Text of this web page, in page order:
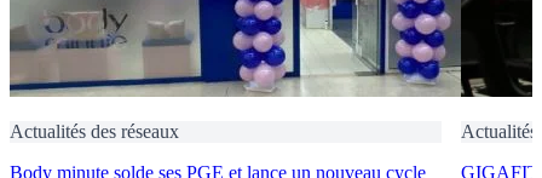
Actualités des réseaux
Body minute solde ses PGE et lance un nouveau cycle
Actualités
GIGAFIT